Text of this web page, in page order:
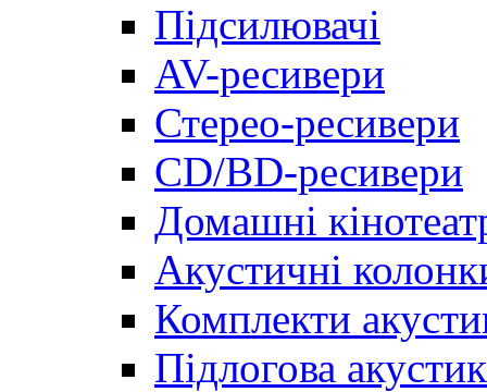
Підсилювачі
AV-ресивери
Стерео-ресивери
CD/BD-ресивери
Домашні
Акустичні
Комплекти
Підлогова